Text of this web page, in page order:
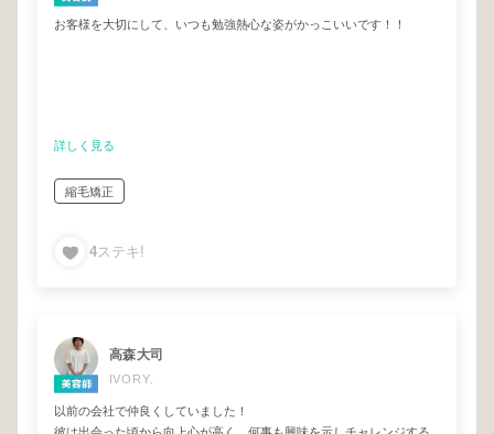
お客様を大切にして、いつも勉強熱心な姿がかっこいいです！！
詳しく見る
縮毛矯正
4ステキ!
高森大司
IVORY.
以前の会社で仲良くしていました！